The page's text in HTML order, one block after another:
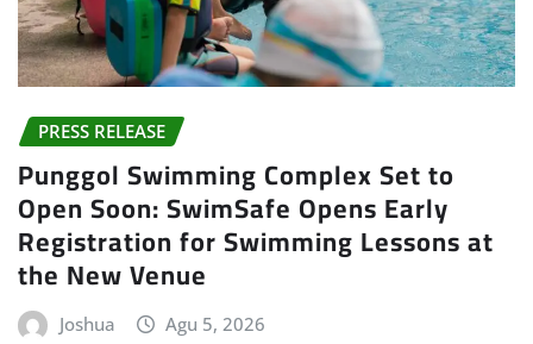
PRESS RELEASE
Punggol Swimming Complex Set to
Open Soon: SwimSafe Opens Early
Registration for Swimming Lessons at
the New Venue
Joshua Agu 5, 2026